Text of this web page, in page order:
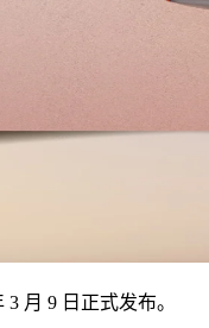
月 9 日正式发布。